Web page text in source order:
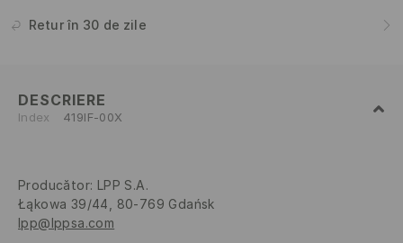
Retur în 30 de zile
DESCRIERE
Index 419IF-00X
Producător: LPP S.A.
Łąkowa 39/44, 80-769 Gdańsk
lpp@lppsa.com